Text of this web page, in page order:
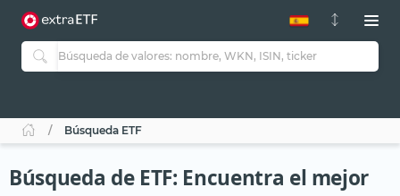
Búsqueda ETF
Búsqueda de ETF: Encuentra el mejor